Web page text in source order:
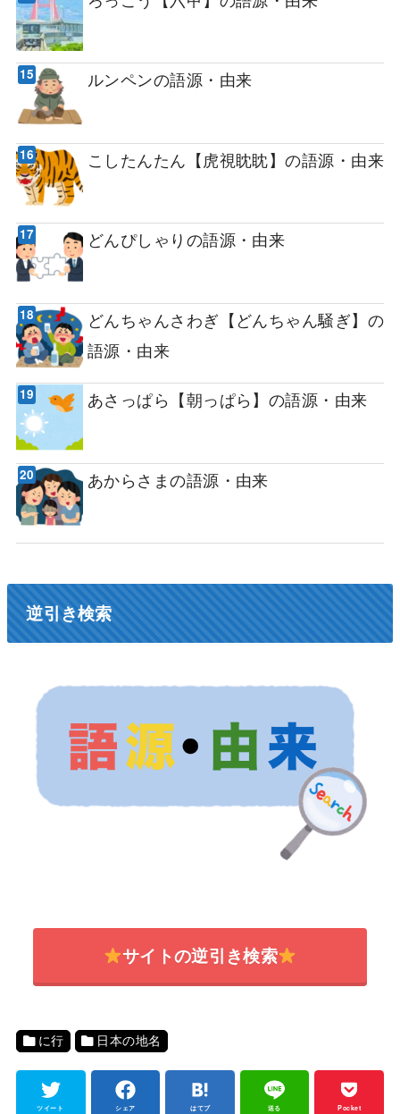
ルンペンの語源・由来
こしたんたん【虎視眈眈】の語源・由来
どんぴしゃりの語源・由来
どんちゃんさわぎ【どんちゃん騒ぎ】の
語源・由来
あさっぱら【朝っぱら】の語源・由来
あからさまの語源・由来
逆引き検索
サイトの逆引き検索
に行 日本の地名
ツイート シェア はてブ 送る Pocket